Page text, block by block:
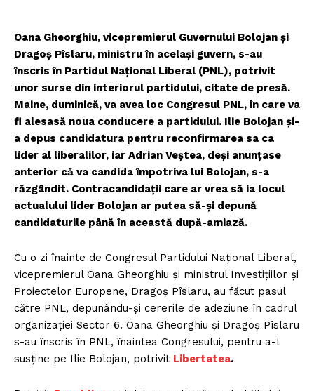
Oana Gheorghiu, vicepremierul Guvernului Bolojan și
Dragoș Pîslaru, ministru în același guvern, s-au
înscris în Partidul Național Liberal (PNL), potrivit
unor surse din interiorul partidului, citate de presă.
Maine, duminică, va avea loc Congresul PNL, în care va
fi alesasă noua conducere a partidului. Ilie Bolojan și-
a depus candidatura pentru reconfirmarea sa ca
lider al liberalilor, iar Adrian Veștea, deși anunțase
anterior că va candida împotriva lui Bolojan, s-a
răzgândit. Contracandidații care ar vrea să ia locul
actualului lider Bolojan ar putea să-și depună
candidaturile până în această după-amiază.
Cu o zi înainte de Congresul Partidului Național Liberal,
vicepremierul Oana Gheorghiu și ministrul Investițiilor și
Proiectelor Europene, Dragoș Pîslaru, au făcut pasul
către PNL, depunându-și cererile de adeziune în cadrul
organizației Sector 6. Oana Gheorghiu și Dragoș Pîslaru
s-au înscris în PNL, înaintea Congresului, pentru a-l
susține pe Ilie Bolojan, potrivit Libertatea.